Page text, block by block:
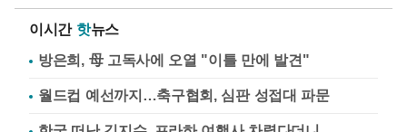
이시간 핫뉴스
방은희, 母 고독사에 오열 "이틀 만에 발견"
월드컵 예선까지…축구협회, 심판 성접대 파문